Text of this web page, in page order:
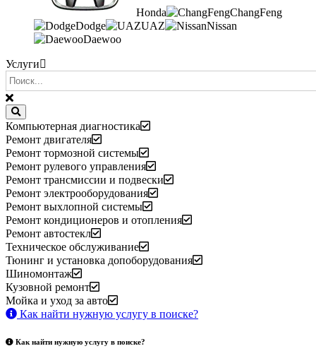
Honda
ChangFeng
Dodge
UAZ
Nissan
Daewoo
Услуги
Компьютерная диагностика
Ремонт двигателя
Ремонт тормозной системы
Ремонт рулевого управления
Ремонт трансмиссии и подвески
Ремонт электрооборудования
Ремонт выхлопной системы
Ремонт кондиционеров и отопления
Ремонт автостекл
Техническое обслуживание
Тюнинг и установка допоборудования
Шиномонтаж
Кузовной ремонт
Мойка и уход за авто
Как найти нужную услугу в поиске?
Как найти нужную услугу в поиске?